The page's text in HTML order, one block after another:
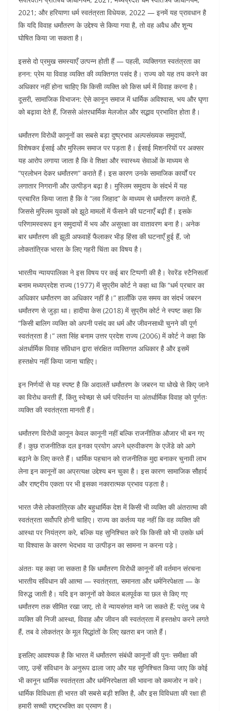
2021; और हरियाणा धर्म स्वतंत्रता विधेयक, 2022 — इनमें यह प्रावधान है
कि यदि विवाह धर्मांतरण के उद्देश्य से किया गया है, तो वह अवैध और शून्य
घोषित किया जा सकता है।
इससे दो प्रमुख समस्याएँ उत्पन्न होती हैं — पहली, व्यक्तिगत स्वतंत्रता का
हनन: प्रेम या विवाह व्यक्ति की व्यक्तिगत पसंद है। राज्य को यह तय करने का
अधिकार नहीं होना चाहिए कि किसी व्यक्ति को किस धर्म में विवाह करना है।
दूसरी, सामाजिक विभाजन: ऐसे कानून समाज में धार्मिक अविश्वास, भय और घृणा
को बढ़ावा देते हैं, जिससे अंतरधार्मिक मेलजोल और सद्भाव प्रभावित होता है।
धर्मांतरण विरोधी कानूनों का सबसे बड़ा दुष्प्रभाव अल्पसंख्यक समुदायों,
विशेषकर ईसाई और मुस्लिम समाज पर पड़ता है। ईसाई मिशनरियों पर अक्सर
यह आरोप लगाया जाता है कि वे शिक्षा और स्वास्थ्य सेवाओं के माध्यम से
“प्रलोभन देकर धर्मांतरण” कराते हैं। इस कारण उनके सामाजिक कार्यों पर
लगातार निगरानी और उत्पीड़न बढ़ा है। मुस्लिम समुदाय के संदर्भ में यह
प्रचारित किया जाता है कि वे “लव जिहाद” के माध्यम से धर्मांतरण कराते हैं,
जिससे मुस्लिम युवकों को झूठे मामलों में फँसाने की घटनाएँ बढ़ी हैं। इसके
परिणामस्वरूप इन समुदायों में भय और असुरक्षा का वातावरण बना है। अनेक
बार धर्मांतरण की झूठी अफवाहें फैलाकर भीड़ हिंसा की घटनाएँ हुई हैं, जो
लोकतांत्रिक भारत के लिए गहरी चिंता का विषय है।
भारतीय न्यायपालिका ने इस विषय पर कई बार टिप्पणी की है। रेवरेंड स्टैनिसलॉ
बनाम मध्यप्रदेश राज्य (1977) में सुप्रीम कोर्ट ने कहा था कि “धर्म प्रचार का
अधिकार धर्मांतरण का अधिकार नहीं है।” हालाँकि उस समय का संदर्भ जबरन
धर्मांतरण से जुड़ा था। हादीया केस (2018) में सुप्रीम कोर्ट ने स्पष्ट कहा कि
“किसी बालिग व्यक्ति को अपनी पसंद का धर्म और जीवनसाथी चुनने की पूर्ण
स्वतंत्रता है।” लता सिंह बनाम उत्तर प्रदेश राज्य (2006) में कोर्ट ने कहा कि
अंतर्धार्मिक विवाह संविधान द्वारा संरक्षित व्यक्तिगत अधिकार है और इसमें
हस्तक्षेप नहीं किया जाना चाहिए।
इन निर्णयों से यह स्पष्ट है कि अदालतें धर्मांतरण के जबरन या धोखे से किए जाने
का विरोध करती हैं, किंतु स्वेच्छा से धर्म परिवर्तन या अंतर्धार्मिक विवाह को पूर्णतः
व्यक्ति की स्वतंत्रता मानती हैं।
धर्मांतरण विरोधी कानून केवल कानूनी नहीं बल्कि राजनीतिक औजार भी बन गए
हैं। कुछ राजनीतिक दल इनका प्रयोग अपने ध्रुवीकरण के एजेंडे को आगे
बढ़ाने के लिए करते हैं। धार्मिक पहचान को राजनीतिक मुद्दा बनाकर चुनावी लाभ
लेना इन कानूनों का अप्रत्यक्ष उद्देश्य बन चुका है। इस कारण सामाजिक सौहार्द
और राष्ट्रीय एकता पर भी इसका नकारात्मक प्रभाव पड़ता है।
भारत जैसे लोकतांत्रिक और बहुधार्मिक देश में किसी भी व्यक्ति की अंतरात्मा की
स्वतंत्रता सर्वोपरि होनी चाहिए। राज्य का कर्तव्य यह नहीं कि वह व्यक्ति की
आस्था पर नियंत्रण करे, बल्कि यह सुनिश्चित करे कि किसी को भी उसके धर्म
या विश्वास के कारण भेदभाव या उत्पीड़न का सामना न करना पड़े।
अंततः यह कहा जा सकता है कि धर्मांतरण विरोधी कानूनों की वर्तमान संरचना
भारतीय संविधान की आत्मा — स्वतंत्रता, समानता और धर्मनिरपेक्षता — के
विरुद्ध जाती है। यदि इन कानूनों को केवल बलपूर्वक या छल से किए गए
धर्मांतरण तक सीमित रखा जाए, तो वे न्यायसंगत माने जा सकते हैं; परंतु जब ये
व्यक्ति की निजी आस्था, विवाह और जीवन की स्वतंत्रता में हस्तक्षेप करने लगते
हैं, तब वे लोकतंत्र के मूल सिद्धांतों के लिए खतरा बन जाते हैं।
इसलिए आवश्यक है कि भारत में धर्मांतरण संबंधी कानूनों की पुनः समीक्षा की
जाए, उन्हें संविधान के अनुरूप ढाला जाए और यह सुनिश्चित किया जाए कि कोई
भी कानून धार्मिक स्वतंत्रता और धर्मनिरपेक्षता की भावना को कमजोर न करे।
धार्मिक विविधता ही भारत की सबसे बड़ी शक्ति है, और इस विविधता की रक्षा ही
हमारी सच्ची राष्ट्रभक्ति का प्रमाण है।